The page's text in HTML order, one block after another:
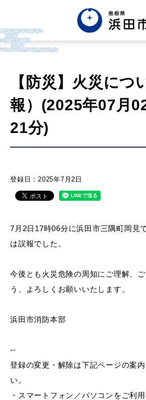
한글 Tiếng việt
市政情報
健康・福祉・子育て
産業・ビジネス
教育・文化・スポーツ
【防災】火災につ
報）(2025年07月
21分)
登録日：2025年7月2日
7月2日17時06分に浜田市三隅町岡見
は誤報でした。
今後とも火災危険の周知にご理解、
う、よろしくお願いいたします。
浜田市消防本部
--
登録の変更・解除は下記ページの案
い。
・スマートフォン／パソコンをご利